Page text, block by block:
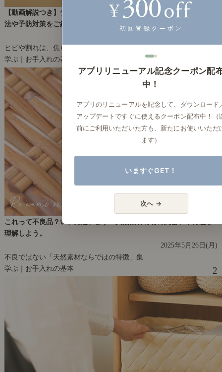
【動画解説つき】テーブルにヒビや割れが起きても大丈夫！補修方
法や予防対策をご紹介します。
ヒビや割れは、焦らず対処しましょう。
学ぶ｜お手入れの基本
これって不良品？いいえ違います！天然素材特有の風合いや特性を
理解しよう。
2025年5月26日(月)
不良ではない「天然素材ならではの特徴」集
学ぶ｜お手入れの基本
2
アプリリニューアル記念クーポン配
中！
アプリのリニューアルを記念して、ダウンロード
アップデートですぐに使えるクーポン配布中！（
前にご利用いただいた方も、新たにお使いいただ
ます）
いますぐGET！
次へ →